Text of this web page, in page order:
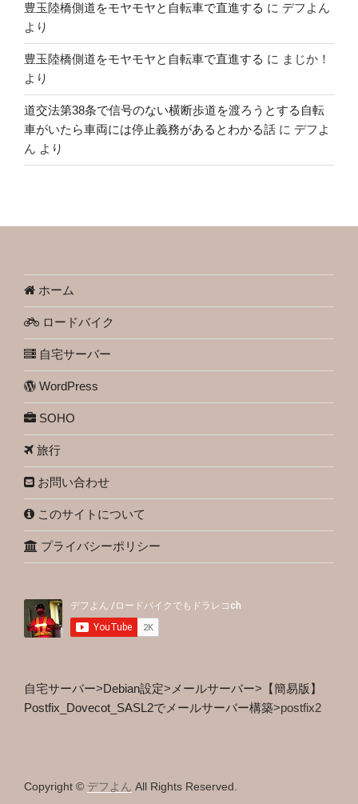
豊玉陸橋側道をモヤモヤと自転車で直進する に デフよん
より
豊玉陸橋側道をモヤモヤと自転車で直進する に まじか！
より
道交法第38条で信号のない横断歩道を渡ろうとする自転
車がいたら車両には停止義務があるとわかる話 に デフよ
ん より
ホーム
ロードバイク
自宅サーバー
WordPress
SOHO
旅行
お問い合わせ
このサイトについて
プライバシーポリシー
自宅サーバー>Debian設定> メールサーバー> 【簡易版】
Postfix_Dovecot_SASL2でメールサーバー構築>postfix2
Copyright © デフよん All Rights Reserved.